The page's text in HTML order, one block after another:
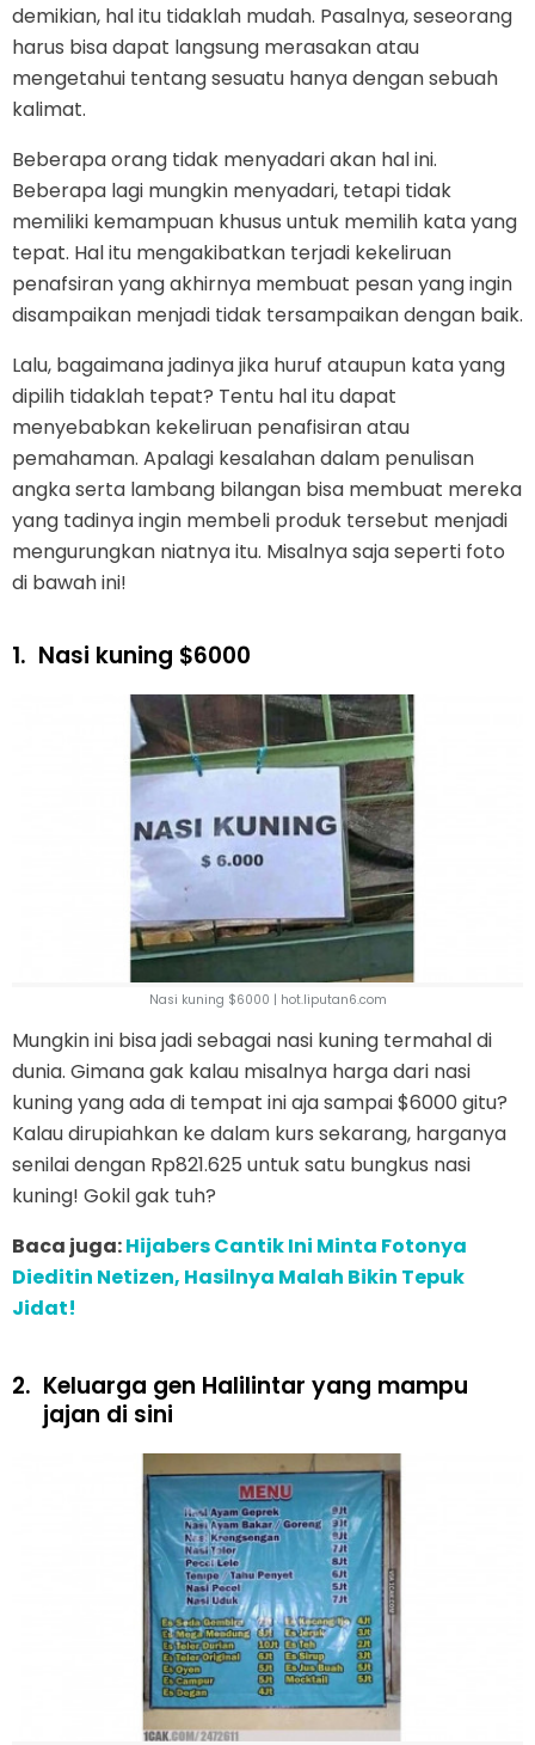
demikian, hal itu tidaklah mudah. Pasalnya, seseorang
harus bisa dapat langsung merasakan atau
mengetahui tentang sesuatu hanya dengan sebuah
kalimat.
Beberapa orang tidak menyadari akan hal ini.
Beberapa lagi mungkin menyadari, tetapi tidak
memiliki kemampuan khusus untuk memilih kata yang
tepat. Hal itu mengakibatkan terjadi kekeliruan
penafsiran yang akhirnya membuat pesan yang ingin
disampaikan menjadi tidak tersampaikan dengan baik.
Lalu, bagaimana jadinya jika huruf ataupun kata yang
dipilih tidaklah tepat? Tentu hal itu dapat
menyebabkan kekeliruan penafisiran atau
pemahaman. Apalagi kesalahan dalam penulisan
angka serta lambang bilangan bisa membuat mereka
yang tadinya ingin membeli produk tersebut menjadi
mengurungkan niatnya itu. Misalnya saja seperti foto
di bawah ini!
1. Nasi kuning $6000
Nasi kuning $6000 | hot.liputan6.com
Mungkin ini bisa jadi sebagai nasi kuning termahal di
dunia. Gimana gak kalau misalnya harga dari nasi
kuning yang ada di tempat ini aja sampai $6000 gitu?
Kalau dirupiahkan ke dalam kurs sekarang, harganya
senilai dengan Rp821.625 untuk satu bungkus nasi
kuning! Gokil gak tuh?
Baca juga:Hijabers Cantik Ini Minta Fotonya
Dieditin Netizen, Hasilnya Malah Bikin Tepuk
Jidat!
2. Keluarga gen Halilintar yang mampu
jajan di sini